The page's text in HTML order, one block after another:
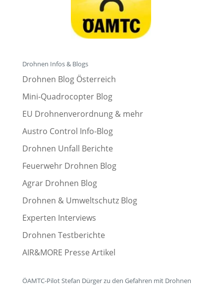
Drohnen Infos & Blogs
Drohnen Blog Österreich
Mini-Quadrocopter Blog
EU Drohnenverordnung & mehr
Austro Control Info-Blog
Drohnen Unfall Berichte
Feuerwehr Drohnen Blog
Agrar Drohnen Blog
Drohnen & Umweltschutz Blog
Experten Interviews
Drohnen Testberichte
AIR&MORE Presse Artikel
ÖAMTC-Pilot Stefan Dürger zu den Gefahren mit Drohnen